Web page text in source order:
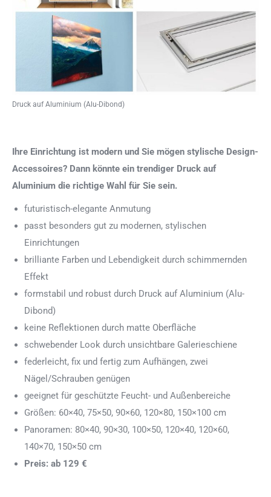
Druck auf Aluminium (Alu-Dibond)
Ihre Einrichtung ist modern und Sie mögen stylische Design-
Accessoires? Dann könnte ein trendiger Druck auf
Aluminium die richtige Wahl für Sie sein.
futuristisch-elegante Anmutung
passt besonders gut zu modernen, stylischen
Einrichtungen
brilliante Farben und Lebendigkeit durch schimmernden
Effekt
formstabil und robust durch Druck auf Aluminium (Alu-
Dibond)
keine Reflektionen durch matte Oberfläche
schwebender Look durch unsichtbare Galerieschiene
federleicht, fix und fertig zum Aufhängen, zwei
Nägel/Schrauben genügen
geeignet für geschützte Feucht- und Außenbereiche
Größen: 60×40, 75×50, 90×60, 120×80, 150×100 cm
Panoramen: 80×40, 90×30, 100×50, 120×40, 120×60,
140×70, 150×50 cm
Preis: ab 129 €